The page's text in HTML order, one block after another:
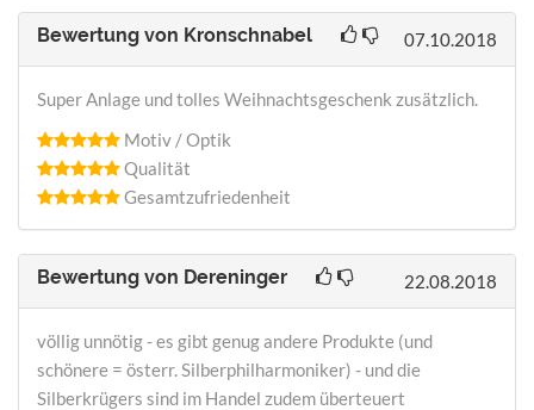
Bewertung von Kronschnabel 07.10.2018
Super Anlage und tolles Weihnachtsgeschenk zusätzlich.
Motiv / Optik
Qualität
Gesamtzufriedenheit
Bewertung von Dereninger 22.08.2018
völlig unnötig - es gibt genug andere Produkte (und
schönere = österr. Silberphilharmoniker) - und die
Silberkrügers sind im Handel zudem überteuert